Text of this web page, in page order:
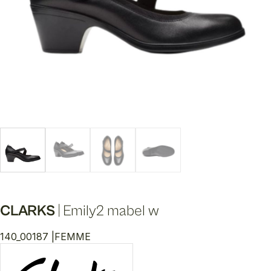
CLARKS Emily2 mabel w
140_00187 | FEMME